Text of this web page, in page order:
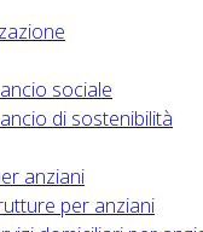
sociale
di sostenibilità
anziani
per anziani